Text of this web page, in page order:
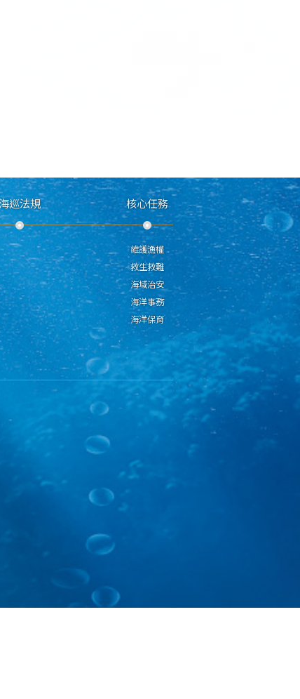
巡法規 核心任務
維護漁權
救生救難
海域治安
海洋事務
海洋保育